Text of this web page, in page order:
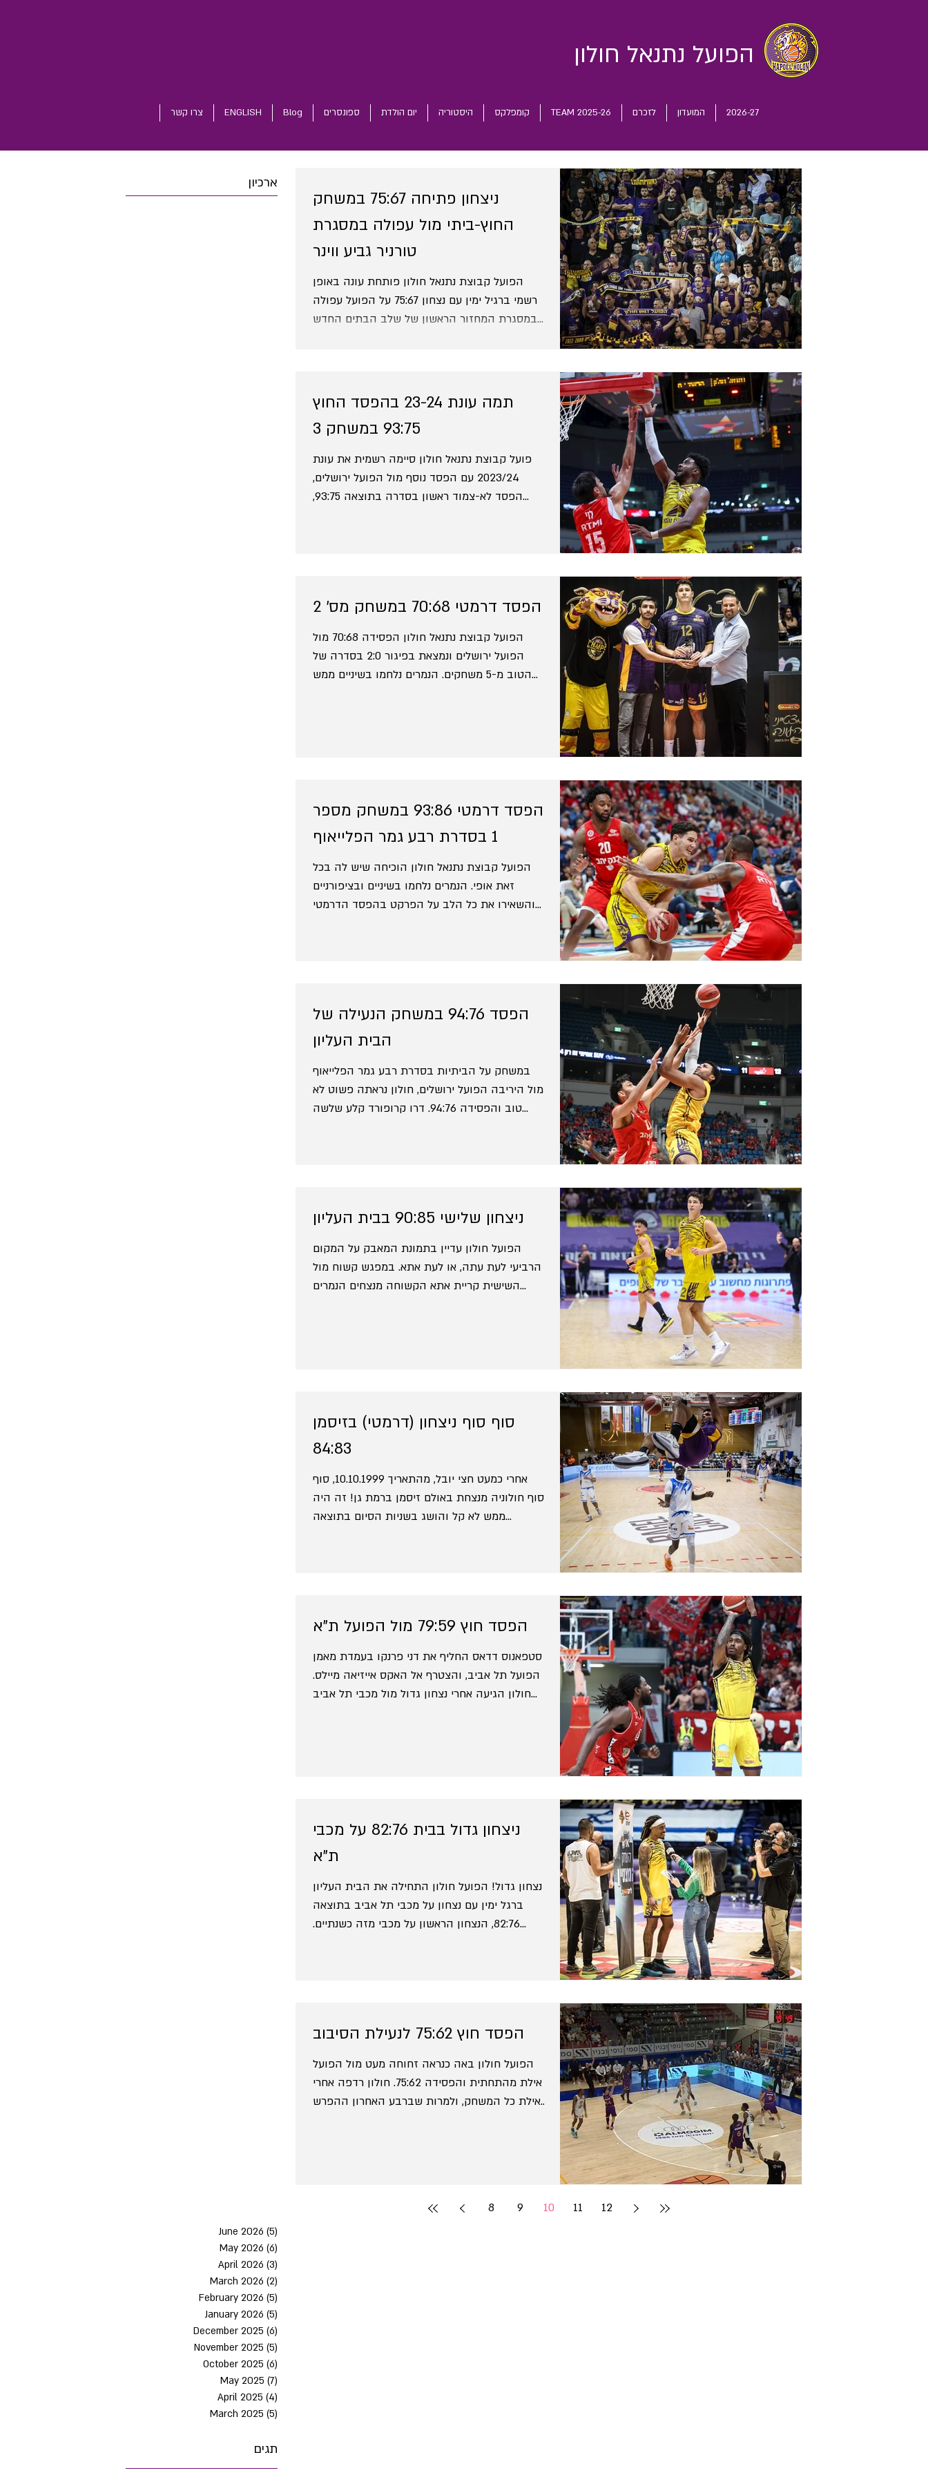
הפועל נתנאל חולון
2026-27 המועדון לזכרם TEAM 2025-26 קומפלקס היסטוריה יום הולדת ספונסרים Blog
ENGLISH צרו קשר
ארכיון
June 2026 (5)
May 2026 (6)
April 2026 (3)
March 2026 (2)
February 2026 (5)
January 2026 (5)
December 2025 (6)
November 2025 (5)
October 2025 (6)
May 2025 (7)
April 2025 (4)
March 2025 (5)
ניצחון פתיחה 75:67 במשחק
החוץ-ביתי מול עפולה במסגרת
טורניר גביע ווינר
הפועל קבוצת נתנאל חולון פותחת עונה באופן
רשמי ברגיל ימין עם נצחון 75:67 על הפועל עפולה
במסגרת המחזור הראשון של שלב הבתים החדש
תמה עונת 23-24 בהפסד החוץ
93:75 במשחק 3
פועל קבוצת נתנאל חולון סיימה רשמית את עונת
2023/24 עם הפסד נוסף מול הפועל ירושלים,
הפסד לא-צמוד ראשון בסדרה בתוצאה 93:75,
הפסד דרמטי 70:68 במשחק מס' 2
הפועל קבוצת נתנאל חולון הפסידה 70:68 מול
הפועל ירושלים ונמצאת בפיגור 2:0 בסדרה של
הטוב מ-5 משחקים. הנמרים נלחמו בשיניים ממש
הפסד דרמטי 93:86 במשחק מספר
1 בסדרת רבע גמר הפלייאוף
הפועל קבוצת נתנאל חולון הוכיחה שיש לה בכל
זאת אופי. הנמרים נלחמו בשיניים ובציפורניים
והשאירו את כל הלב על הפרקט בהפסד הדרמטי
הפסד 94:76 במשחק הנעילה של
הבית העליון
במשחק על הביתיות בסדרת רבע גמר הפלייאוף
מול היריבה הפועל ירושלים, חולון נראתה פשוט לא
טוב והפסידה 94:76. דרו קרופורד קלע שלשה
ניצחון שלישי 90:85 בבית העליון
הפועל חולון עדיין בתמונת המאבק על המקום
הרביעי לעת עתה, או לעת אתא. במפגש קשוח מול
השישית קריית אתא הקשוחה מנצחים הנמרים
סוף סוף ניצחון (דרמטי) בזיסמן
84:83
אחרי כמעט חצי יובל, מהתאריך 10.10.1999, סוף
סוף חולוניה מנצחת באולם זיסמן ברמת גן! זה היה
ממש לא קל והושג בשניות הסיום בתוצאה
הפסד חוץ 79:59 מול הפועל ת"א
סטפאנוס דדאס החליף את דני פרנקו בעמדת מאמן
הפועל תל אביב, והצטרף אל האקס אייזיאה מיילס.
חולון הגיעה אחרי נצחון גדול מול מכבי תל אביב...
ניצחון גדול בבית 82:76 על מכבי
ת"א
נצחון גדול! הפועל חולון התחילה את הבית העליון
ברגל ימין עם נצחון על מכבי תל אביב בתוצאה
82:76, הנצחון הראשון על מכבי מזה כשנתיים.
הפסד חוץ 75:62 לנעילת הסיבוב
הפועל חולון באה כנראה זחוחה מעט מול הפועל
אילת מהתחתית והפסידה 75:62. חולון רדפה אחרי
אילת כל המשחק, ולמרות שברבע האחרון ההפרש
8 9 10 11 12
תגים